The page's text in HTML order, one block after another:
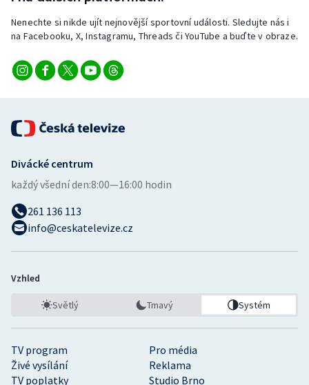
Nenechte si nikde ujít nejnovější sportovní události. Sledujte nás i
na Facebooku, X, Instagramu, Threads či YouTube a buďte v obraze.
TV program
Pro média
Živé vysílání
Reklama
TV poplatky
Studio Brno
Divácké centrum
každý všední den:8:00—16:00 hodin
261 136 113
info@ceskatelevize.cz
Vzhled
Světlý Tmavý Systém